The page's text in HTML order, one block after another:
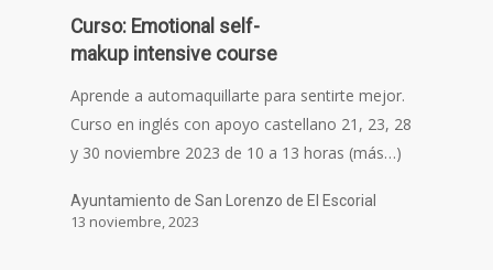
Curso: Emotional self-
makup intensive course
Aprende a automaquillarte para sentirte mejor.
Curso en inglés con apoyo castellano 21, 23, 28
y 30 noviembre 2023 de 10 a 13 horas (más…)
Ayuntamiento de San Lorenzo de El Escorial
13 noviembre, 2023